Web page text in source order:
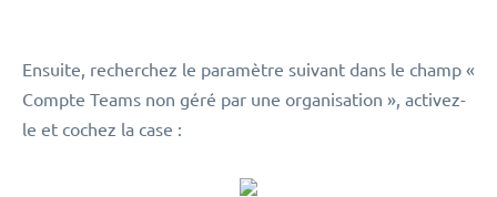
Ensuite, recherchez le paramètre suivant dans le champ «
Compte Teams non géré par une organisation », activez-
le et cochez la case :